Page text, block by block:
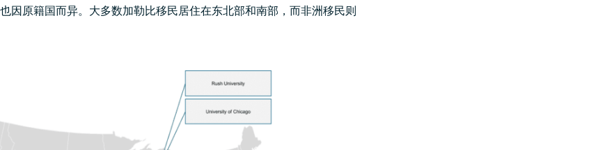
因原籍国而异。大多数加勒比移民居住在东北部和南部，而非洲移民则